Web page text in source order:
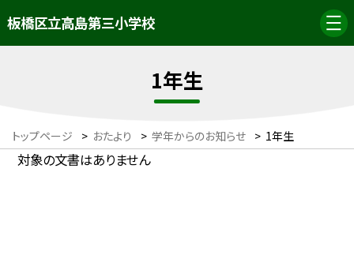
板橋区立高島第三小学校
1年生
トップページ > おたより > 学年からのお知らせ > 1年生
対象の文書はありません